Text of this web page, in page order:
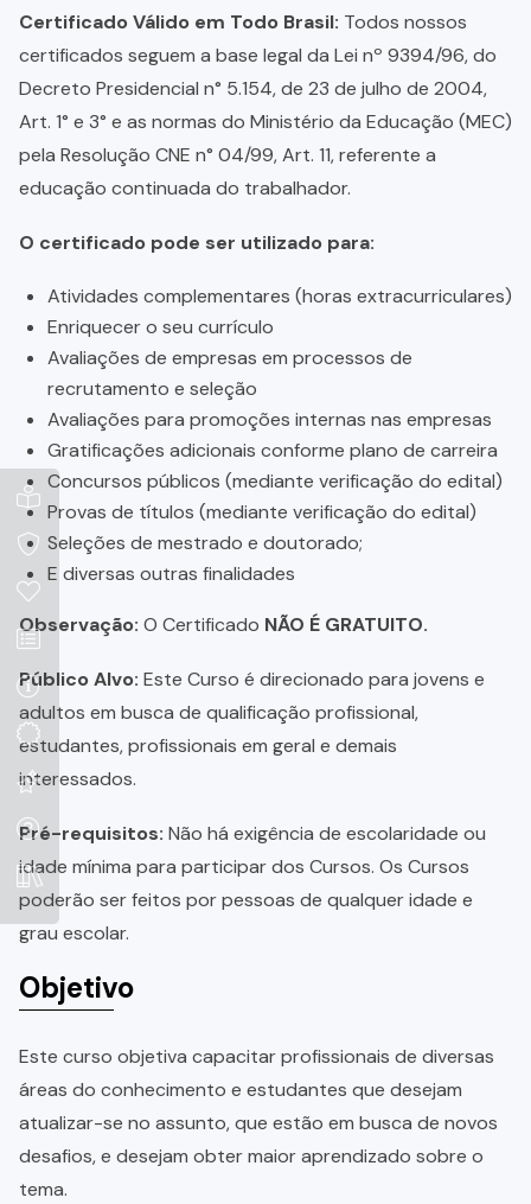
Certificado Válido em Todo Brasil: Todos nossos
certificados seguem a base legal da Lei nº 9394/96, do
Decreto Presidencial n° 5.154, de 23 de julho de 2004,
Art. 1° e 3° e as normas do Ministério da Educação (MEC)
pela Resolução CNE n° 04/99, Art. 11, referente a
educação continuada do trabalhador.
O certificado pode ser utilizado para:
Atividades complementares (horas extracurriculares)
Enriquecer o seu currículo
Avaliações de empresas em processos de
recrutamento e seleção
Avaliações para promoções internas nas empresas
Gratificações adicionais conforme plano de carreira
Concursos públicos (mediante verificação do edital)
Provas de títulos (mediante verificação do edital)
Seleções de mestrado e doutorado;
E diversas outras finalidades
Observação: O Certificado NÃO É GRATUITO.
Público Alvo: Este Curso é direcionado para jovens e
adultos em busca de qualificação profissional,
estudantes, profissionais em geral e demais
interessados.
Pré-requisitos: Não há exigência de escolaridade ou
idade mínima para participar dos Cursos. Os Cursos
poderão ser feitos por pessoas de qualquer idade e
grau escolar.
Objetivo
Este curso objetiva capacitar profissionais de diversas
áreas do conhecimento e estudantes que desejam
atualizar-se no assunto, que estão em busca de novos
desafios, e desejam obter maior aprendizado sobre o
tema.